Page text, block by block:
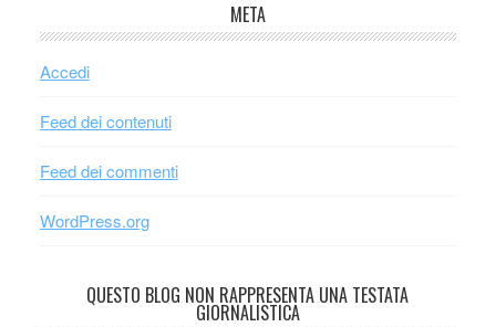
META
Accedi
Feed dei contenuti
Feed dei commenti
WordPress.org
QUESTO BLOG NON RAPPRESENTA UNA TESTATA
GIORNALISTICA